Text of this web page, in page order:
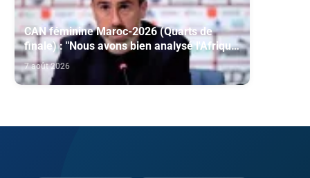
CAN féminine Maroc-2026 (Quarts de
finale) : "Nous avons bien analysé l'Afrique
du Sud pour aller chercher la victoire"
(Jorge Vilda)
7 août 2026